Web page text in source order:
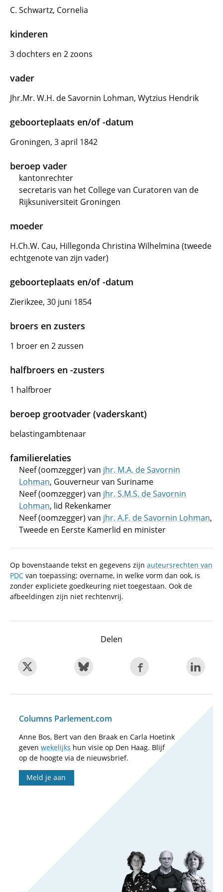
C. Schwartz, Cornelia
kinderen
3 dochters en 2 zoons
vader
Jhr.Mr. W.H. de Savornin Lohman, Wytzius Hendrik
geboorteplaats en/of -datum
Groningen, 3 april 1842
beroep vader
kantonrechter
secretaris van het College van Curatoren van de
Rijksuniversiteit Groningen
moeder
H.Ch.W. Cau, Hillegonda Christina Wilhelmina (tweede
echtgenote van zijn vader)
geboorteplaats en/of -datum
Zierikzee, 30 juni 1854
broers en zusters
1 broer en 2 zussen
halfbroers en -zusters
1 halfbroer
beroep grootvader (vaderskant)
belastingambtenaar
familierelaties
Neef (oomzegger) van jhr. M.A. de Savornin
Lohman, Gouverneur van Suriname
Neef (oomzegger) van jhr. S.M.S. de Savornin
Lohman, lid Rekenkamer
Neef (oomzegger) van jhr. A.F. de Savornin Lohman,
Tweede en Eerste Kamerlid en minister
Op bovenstaande tekst en gegevens zijn auteursrechten van
PDC van toepassing; overname, in welke vorm dan ook, is
zonder expliciete goedkeuring niet toegestaan. Ook de
afbeeldingen zijn niet rechtenvrij.
Delen
Columns Parlement.com
Anne Bos, Bert van den Braak en Carla Hoetink
geven wekelijks hun visie op Den Haag. Blijf
op de hoogte via de nieuwsbrief.
Meld je aan